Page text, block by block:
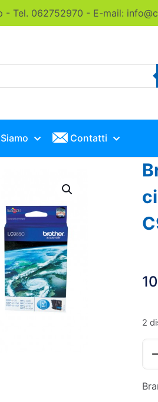
- Tel. 062752970 - E-mail:
Contatti
2